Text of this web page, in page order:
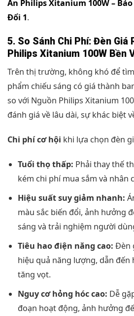
Án Philips Xitanium 100W – Bảo
Đổi 1.
5. So Sánh Chi Phí: Đèn Giá
Philips Xitanium 100W Bền
Trên thị trường, không khó để
phẩm chiếu sáng có giá thành
so với Nguồn Philips Xitanium
đánh giá về lâu dài, sự khác biệt
Chi phí cơ hội khi lựa chọn đèn
Tuổi thọ thấp: Phải thay thế
kém chi phí mua sắm và nhân
Hiệu suất suy giảm nhanh:
màu sắc biến đổi, ảnh hưởng
sáng và trải nghiệm người
Tiêu hao điện năng cao: Đèn
hiệu quả năng lượng, dẫn đến
tăng vọt.
Nguy cơ hỏng hóc cao: Dễ
đoạn hoạt động, ảnh hưởng